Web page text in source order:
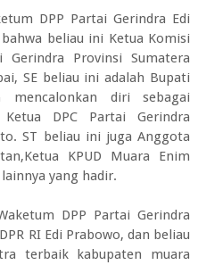
DPP Partai Gerindra Edi
beliau ini Ketua Komisi
Provinsi Sumatera
SE beliau ini adalah Bupati
mencalonkan diri sebagai
DPC Partai Gerindra
ST beliau ini juga Anggota
KPUD Muara Enim
yang hadir.
DPP Partai Gerindra
RI Edi Prabowo, dan beliau
terbaik kabupaten muara